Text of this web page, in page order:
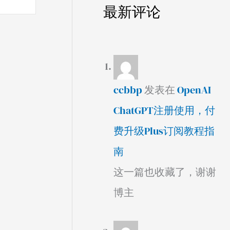
最新评论
ccbbp发表在OpenAI
ChatGPT注册使用，付
费升级Plus订阅教程指
南
这一篇也收藏了，谢谢
博主